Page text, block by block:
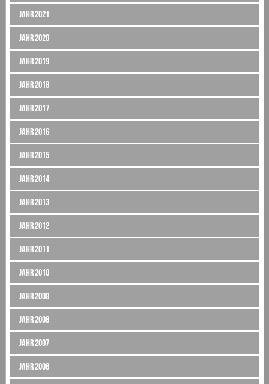
Jahr 2021
Jahr 2020
Jahr 2019
Jahr 2018
Jahr 2017
Jahr 2016
Jahr 2015
Jahr 2014
Jahr 2013
Jahr 2012
Jahr 2011
Jahr 2010
Jahr 2009
Jahr 2008
Jahr 2007
Jahr 2006